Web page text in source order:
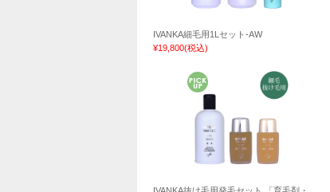
IVANKA細毛用1Lセット-AW
¥19,800(税込)